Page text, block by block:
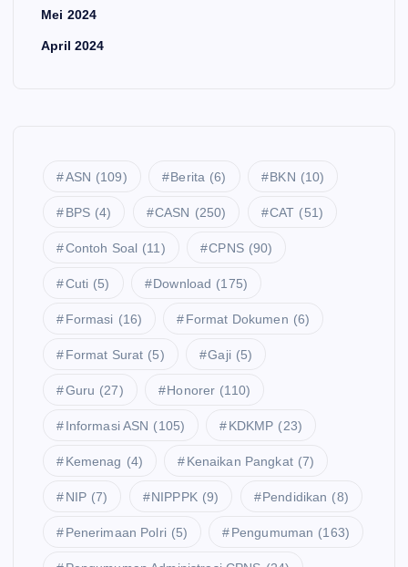
Mei 2024
April 2024
ASN (109) Berita (6) BKN (10)
BPS (4) CASN (250) CAT (51)
Contoh Soal (11) CPNS (90)
Cuti (5) Download (175)
Formasi (16) Format Dokumen (6)
Format Surat (5) Gaji (5)
Guru (27) Honorer (110)
Informasi ASN (105) KDKMP (23)
Kemenag (4) Kenaikan Pangkat (7)
NIP (7) NIPPPK (9) Pendidikan (8)
Penerimaan Polri (5) Pengumuman (163)